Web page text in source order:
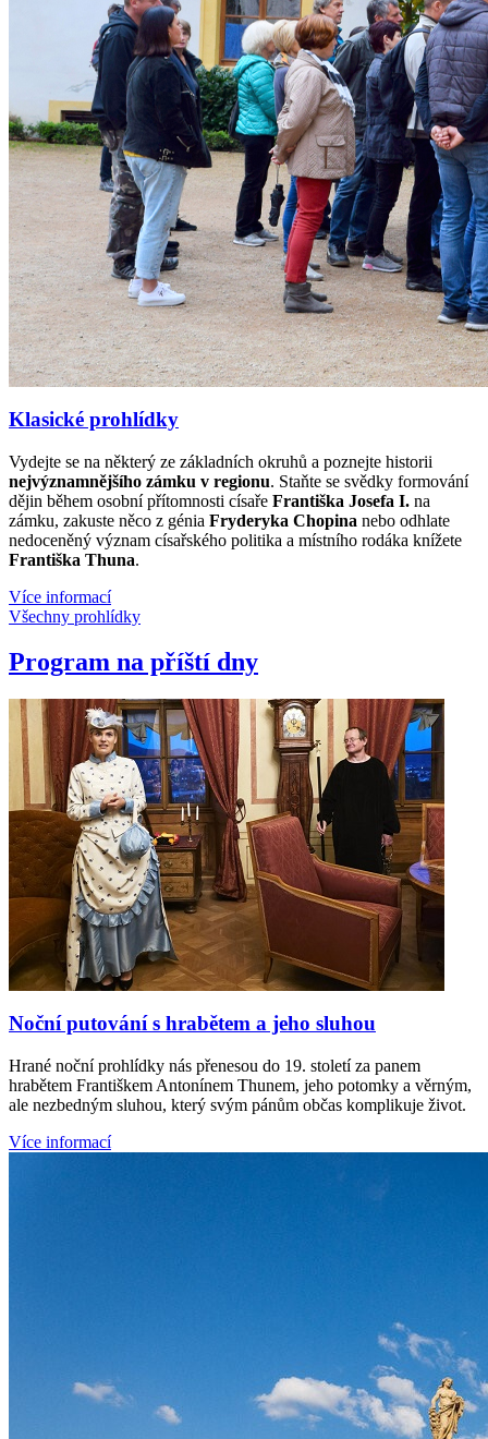
Klasické prohlídky
Vydejte se na některý ze základních okruhů a poznejte historii
nejvýznamnějšího zámku v regionu. Staňte se svědky formování
dějin během osobní přítomnosti císaře Františka Josefa I. na
zámku, zakuste něco z génia Fryderyka Chopina nebo odhlate
nedoceněný význam císařského politika a místního rodáka knížete
Františka Thuna.
Více informací
Všechny prohlídky
Program na příští dny
Noční putování s hrabětem a jeho sluhou
Hrané noční prohlídky nás přenesou do 19. století za panem
hrabětem Františkem Antonínem Thunem, jeho potomky a věrným,
ale nezbedným sluhou, který svým pánům občas komplikuje život.
Více informací